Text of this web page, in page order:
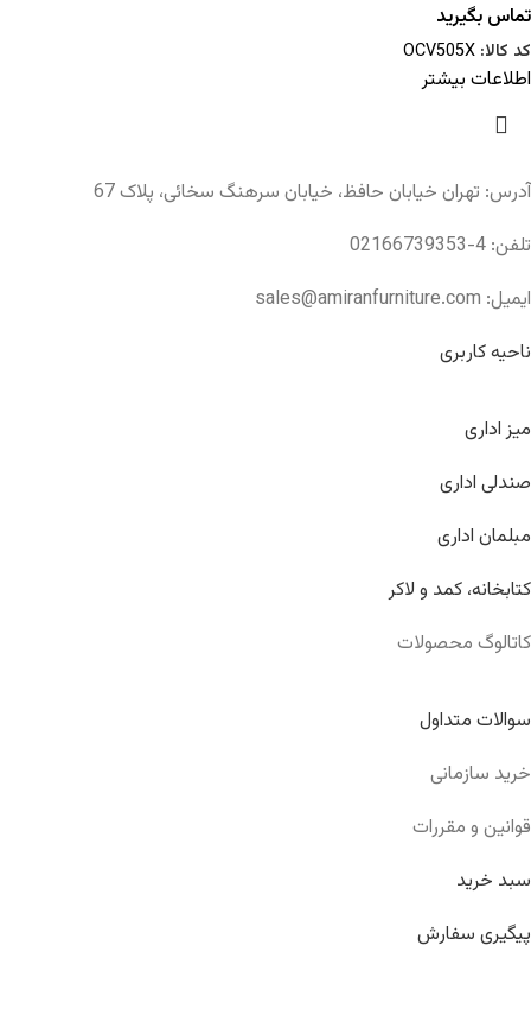
تماس بگیرید
کد کالا: OCV505X
اطلاعات بیشتر
آدرس: تهران خیابان حافظ، خیابان سرهنگ سخائی، پلاک 67
تلفن: 4-02166739353
ایمیل: sales@amiranfurniture.com
ناحیه کاربری
میز اداری
صندلی اداری
مبلمان اداری
کتابخانه، کمد و لاکر
کاتالوگ محصولات
سوالات متداول
خرید سازمانی
قوانین و مقررات
سبد خرید
پیگیری سفارش